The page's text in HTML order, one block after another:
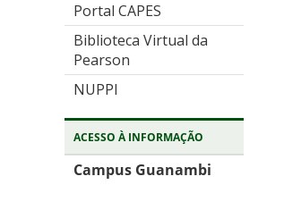
Portal CAPES
Biblioteca Virtual da
Pearson
NUPPI
ACESSO À INFORMAÇÃO
Campus Guanambi